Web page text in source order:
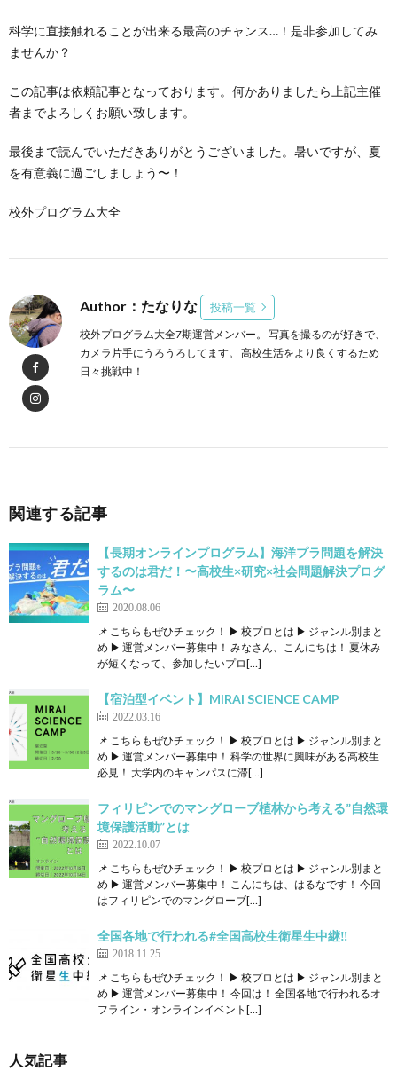
科学に直接触れることが出来る最高のチャンス…！是非参加してみ
ませんか？
この記事は依頼記事となっております。何かありましたら上記主催
者までよろしくお願い致します。
最後まで読んでいただきありがとうございました。暑いですが、夏
を有意義に過ごしましょう〜！
校外プログラム大全
Author：たなりな 投稿一覧
校外プログラム大全7期運営メンバー。 写真を撮るのが好きで、
カメラ片手にうろうろしてます。 高校生活をより良くするため
日々挑戦中！
関連する記事
【長期オンラインプログラム】海洋プラ問題を解決
するのは君だ！〜高校生×研究×社会問題解決プログ
ラム〜
2020.08.06
📌 こちらもぜひチェック！ ▶ 校プロとは ▶ ジャンル別まと
め ▶ 運営メンバー募集中！ みなさん、こんにちは！ 夏休み
が短くなって、参加したいプロ[…]
【宿泊型イベント】MIRAI SCIENCE CAMP
2022.03.16
📌 こちらもぜひチェック！ ▶ 校プロとは ▶ ジャンル別まと
め ▶ 運営メンバー募集中！ 科学の世界に興味がある高校生
必見！ 大学内のキャンパスに滞[…]
フィリピンでのマングローブ植林から考える”自然環
境保護活動”とは
2022.10.07
📌 こちらもぜひチェック！ ▶ 校プロとは ▶ ジャンル別まと
め ▶ 運営メンバー募集中！ こんにちは、はるなです！ 今回
はフィリピンでのマングローブ[…]
全国各地で行われる#全国高校生衛星生中継‼️
2018.11.25
📌 こちらもぜひチェック！ ▶ 校プロとは ▶ ジャンル別まと
め ▶ 運営メンバー募集中！ 今回は！ 全国各地で行われるオ
フライン・オンラインイベント[…]
人気記事